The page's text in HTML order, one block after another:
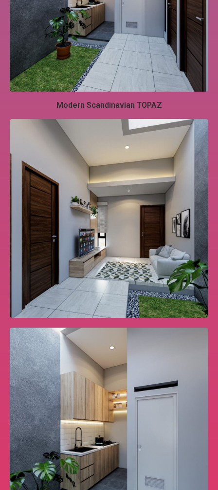
Modern Scandinavian TOPAZ